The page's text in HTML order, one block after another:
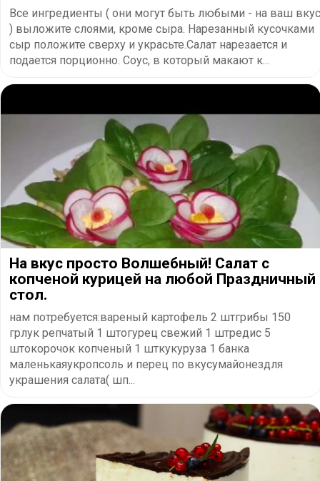
Все ингредиенты ( они могут быть любыми - на ваш вкус
) выложите слоями, кроме сыра. Нарезанный кусочками
сыр положите сверху и украсьте.Салат нарезается и
подается порционно. Соус, в который макают к...
На вкус просто Волшебный! Салат с
копченой курицей на любой Праздничный
стол.
нам потребуется:вареный картофель 2 штгрибы 150
грлук репчатый 1 штогурец свежий 1 штредис 5
штокорочок копченый 1 шткукуруза 1 банка
маленькаяукропсоль и перец по вкусумайонездля
украшения салата( шп...